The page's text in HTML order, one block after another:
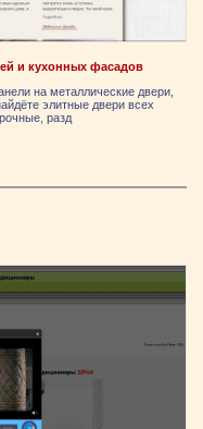
и кухонных фасадов
на металлические двери,
элитные двери всех
разд